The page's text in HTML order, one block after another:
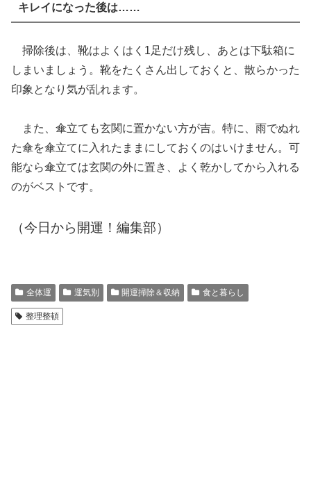
キレイになった後は……
掃除後は、靴はよくはく1足だけ残し、あとは下駄箱に
しまいましょう。靴をたくさん出しておくと、散らかった
印象となり気が乱れます。
また、傘立ても玄関に置かない方が吉。特に、雨でぬれ
た傘を傘立てに入れたままにしておくのはいけません。可
能なら傘立ては玄関の外に置き、よく乾かしてから入れる
のがベストです。
（今日から開運！編集部）
全体運 運気別 開運掃除＆収納 食と暮らし
整理整頓